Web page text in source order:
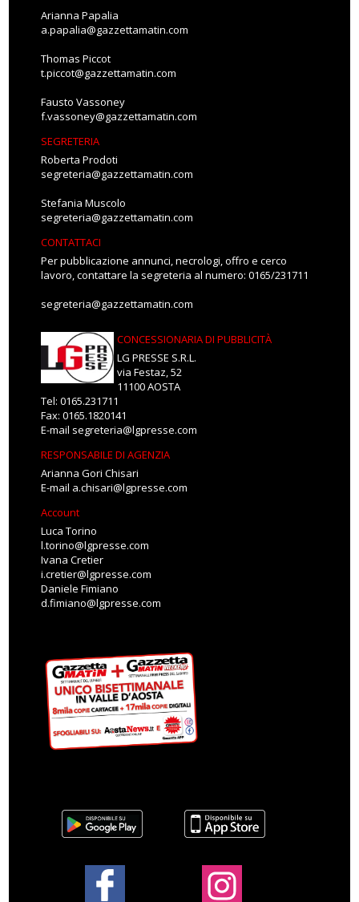
Arianna Papalia
a.papalia@gazzettamatin.com
Thomas Piccot
t.piccot@gazzettamatin.com
Fausto Vassoney
f.vassoney@gazzettamatin.com
SEGRETERIA
Roberta Prodoti
segreteria@gazzettamatin.com
Stefania Muscolo
segreteria@gazzettamatin.com
CONTATTACI
Per pubblicazione annunci, necrologi, offro e cerco
lavoro, contattare la segreteria al numero: 0165/231711
segreteria@gazzettamatin.com
CONCESSIONARIA DI PUBBLICITÀ
LG PRESSE S.R.L.
via Festaz, 52
11100 AOSTA
Tel: 0165.231711
Fax: 0165.1820141
E-mail segreteria@lgpresse.com
RESPONSABILE DI AGENZIA
Arianna Gori Chisari
E-mail a.chisari@lgpresse.com
Account
Luca Torino
l.torino@lgpresse.com
Ivana Cretier
i.cretier@lgpresse.com
Daniele Fimiano
d.fimiano@lgpresse.com